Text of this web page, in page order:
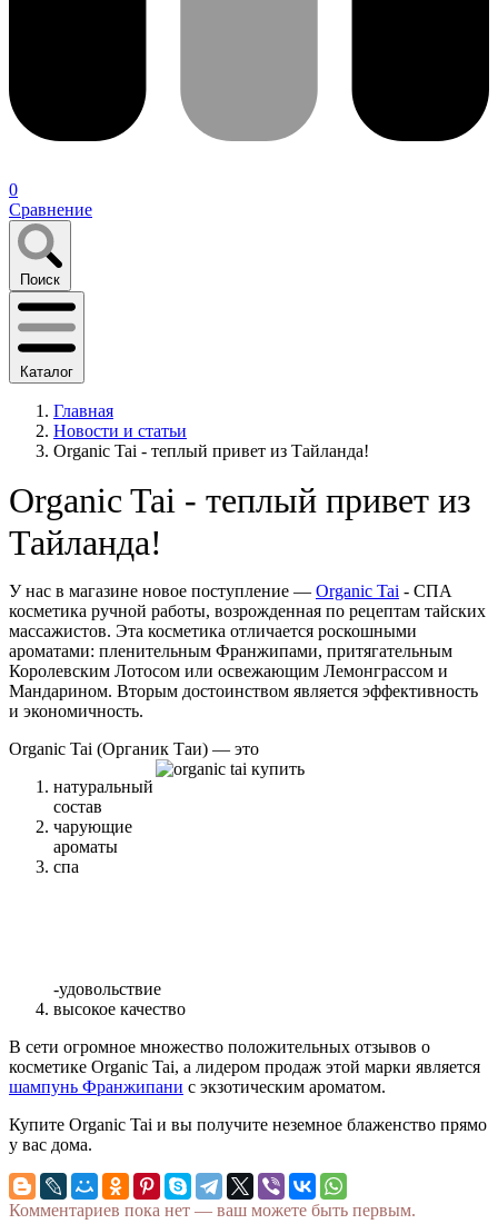
0
Сравнение
Поиск
Каталог
Главная
Новости и статьи
Organic Tai - теплый привет из Тайланда!
Organic Tai - теплый привет из
Тайланда!
У нас в магазине новое поступление — Organic Tai - СПА
косметика ручной работы, возрожденная по рецептам тайских
массажистов. Эта косметика отличается роскошными
ароматами: пленительным Франжипами, притягательным
Королевским Лотосом или освежающим Лемонграссом и
Мандарином. Вторым достоинством является эффективность
и экономичность.
Organic Tai (Органик Таи) — это
натуральный
состав
чарующие
ароматы
спа
-удовольствие
высокое качество
В сети огромное множество положительных отзывов о
косметике Organic Tai, а лидером продаж этой марки является
шампунь Франжипани с экзотическим ароматом.
Купите Organic Tai и вы получите неземное блаженство прямо
у вас дома.
Комментариев пока нет — ваш можете быть первым.